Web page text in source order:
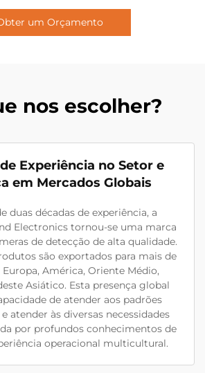
um Orçamento
nos escolher?
Experiência no Setor e
em Mercados Globais
duas décadas de experiência, a
Electronics tornou-se uma marca
de detecção de alta qualidade.
são exportados para mais de
Europa, América, Oriente Médio,
Asiático. Esta presença global
de atender aos padrões
atender às diversas necessidades
por profundos conhecimentos de
operacional multicultural.